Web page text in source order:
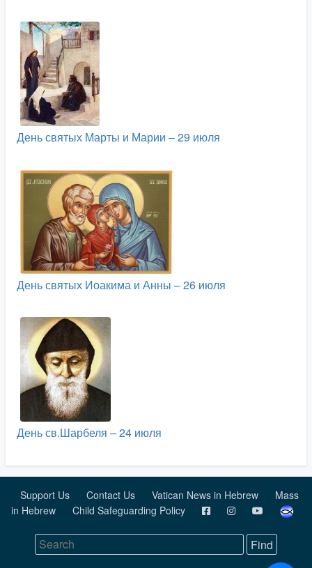
День святых Марты и Марии – 29 июля
День святых Иоакима и Анны – 26 июля
День св.Шарбеля – 24 июля
Support Us Contact Us Vatican News in Hebrew
Mass
in Hebrew
Child Safeguarding Policy